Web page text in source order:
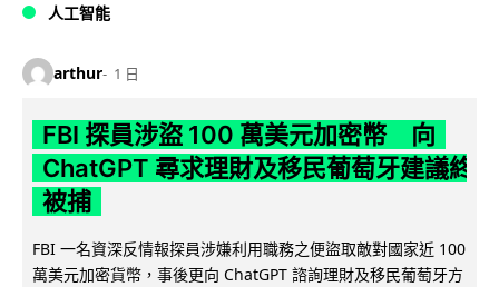
人工智能
arthur 1 日
FBI 探員涉盜 100 萬美元加密幣 向
ChatGPT 尋求理財及移民葡萄牙建議終
被捕
FBI 一名資深反情報探員涉嫌利用職務之便盜取敵對國家近 100
萬美元加密貨幣，事後更向 ChatGPT 諮詢理財及移民葡萄牙方